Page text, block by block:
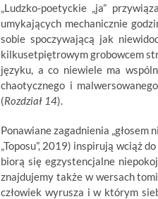
„Ludzko-poetyckie „ja”
umykających mechanicznie
sobie spoczywającą jak
kilkusetpiętrowym grobowcem
języku, a co niewiele ma
chaotycznego i
(Rozdział 14).
Ponawiane zagadnienia „głosem
„Toposu”, 2019) inspirują wciąż
biorą się egzystencjalne
znajdujemy także w wersach
człowiek wyrusza i w którym